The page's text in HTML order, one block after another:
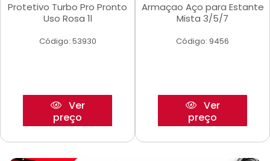
Protetivo Turbo Pro Pronto
Uso Rosa 1l
Código: 53930
Ver
preço
Armaçao Aço para Estante
Mista 3/5/7
Código: 9456
Ver
preço